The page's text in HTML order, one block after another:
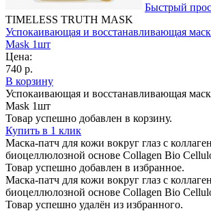
Быстрый
TIMELESS TRUTH MASK
Успокаивающая и восстанавливающая
Mask 1шт
Цена:
740 р.
В корзину
Успокаивающая и восстанавливающая
Mask 1шт
Товар успешно добавлен в корзину.
Купить в 1 клик
Маска-патч для кожи вокруг глаз с
биоцеллюлозной основе Сollagen Bio
Товар успешно добавлен в избранное.
Маска-патч для кожи вокруг глаз с
биоцеллюлозной основе Сollagen Bio
Товар успешно удалён из избранного.